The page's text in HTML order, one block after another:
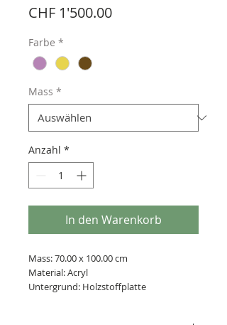
CHF 1'500.00Preis
Farbe *
Mass *
Anzahl *
In den Warenkorb
Mass: 70.00 x 100.00 cm
Material: Acryl
Untergrund: Holzstoffplatte